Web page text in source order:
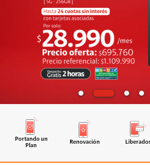
Portando un
Plan
Renovación